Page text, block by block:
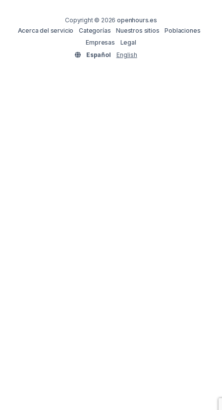
Copyright © 2026openhours.es
Acerca del servicio
Categorías Nuestros sitios
Poblaciones
Empresas
Legal
Español
English